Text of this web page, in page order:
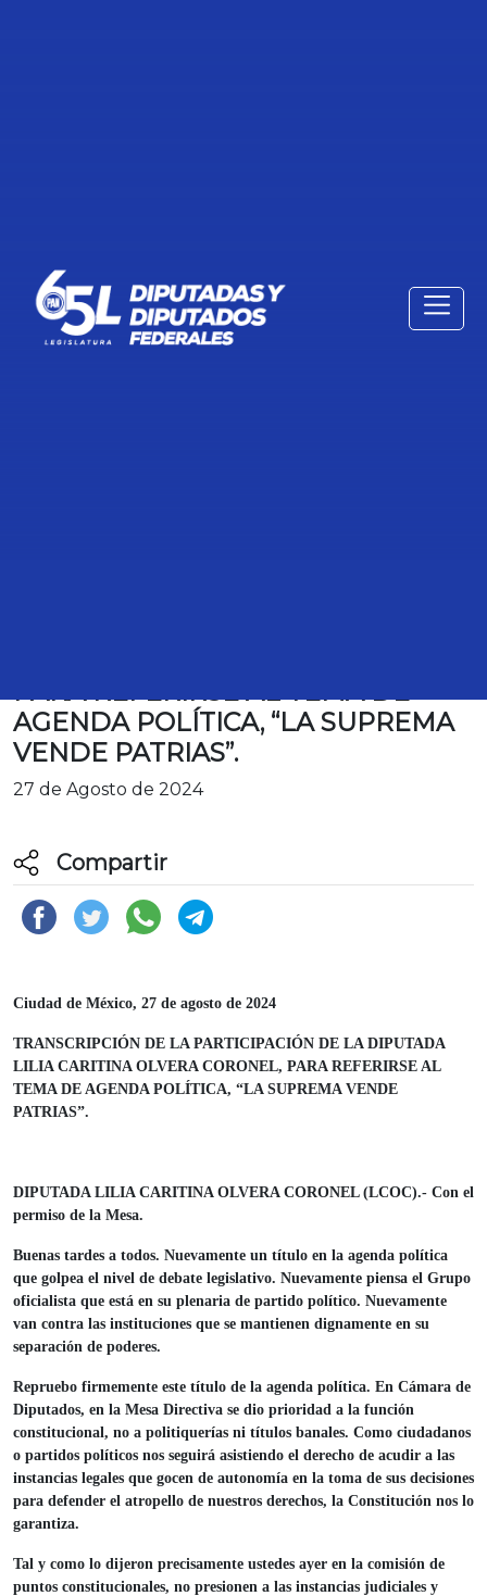
AGENDA POLÍTICA, “LA SUPREMA
VENDE PATRIAS”.
27 de Agosto de 2024
Compartir
Ciudad de México, 27 de agosto de 2024
TRANSCRIPCIÓN DE LA PARTICIPACIÓN DE LA DIPUTADA
LILIA CARITINA OLVERA CORONEL, PARA REFERIRSE AL
TEMA DE AGENDA POLÍTICA, “LA SUPREMA VENDE
PATRIAS”.
DIPUTADA LILIA CARITINA OLVERA CORONEL (LCOC).- Con el
permiso de la Mesa.
Buenas tardes a todos. Nuevamente un título en la agenda política
que golpea el nivel de debate legislativo. Nuevamente piensa el Grupo
oficialista que está en su plenaria de partido político. Nuevamente
van contra las instituciones que se mantienen dignamente en su
separación de poderes.
Repruebo firmemente este título de la agenda política. En Cámara de
Diputados, en la Mesa Directiva se dio prioridad a la función
constitucional, no a politiquerías ni títulos banales. Como ciudadanos
o partidos políticos nos seguirá asistiendo el derecho de acudir a las
instancias legales que gocen de autonomía en la toma de sus decisiones
para defender el atropello de nuestros derechos, la Constitución nos lo
garantiza.
Tal y como lo dijeron precisamente ustedes ayer en la comisión de
puntos constitucionales, no presionen a las instancias judiciales y